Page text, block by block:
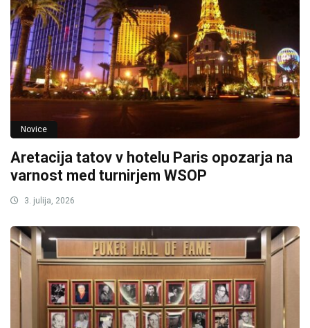
Novice
Aretacija tatov v hotelu Paris opozarja na
varnost med turnirjem WSOP
3. julija, 2026